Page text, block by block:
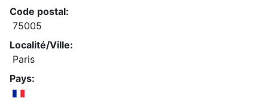
Code postal:
75005
Localité/Ville:
Paris
Pays: